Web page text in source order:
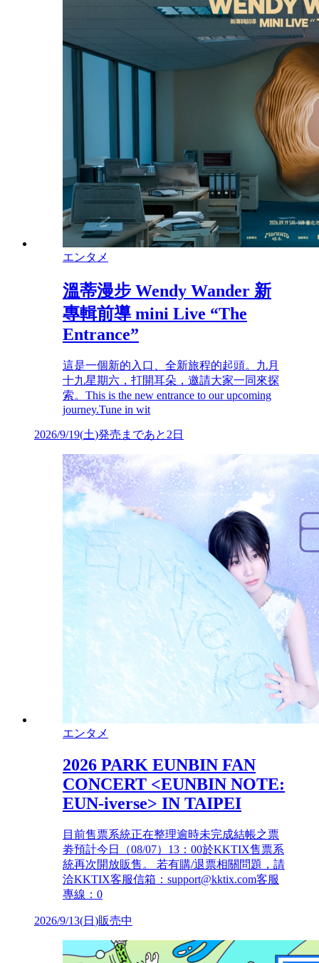
エンタメ
溫蒂漫步 Wendy Wander 新
專輯前導 mini Live “The
Entrance”
這是一個新的入口、全新旅程的起頭。九月
十九星期六，打開耳朵，邀請大家一同來探
索。This is the new entrance to our upcoming
journey.Tune in wit
2026/9/19(土)発売まであと2日
エンタメ
2026 PARK EUNBIN FAN
CONCERT <EUNBIN NOTE:
EUN-iverse> IN TAIPEI
目前售票系統正在整理逾時未完成結帳之票
劵預計今日（08/07）13：00於KKTIX售票系
統再次開放販售。 若有購/退票相關問題，請
洽KKTIX客服信箱：support@kktix.com客服
專線：0
2026/9/13(日 )販売中